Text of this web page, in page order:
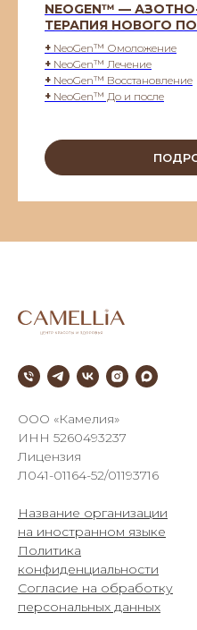
NEOGEN™ —
ТЕРАПИЯ НОВОГО
+ NeoGen™ Омоложение
+ NeoGen™ Лечение
+ NeoGen™ Восстановление
+ NeoGen™ До и после
ООО «Камелия»
ИНН 5260493237
Лицензия
Л041-01164-52/01193716
Название организации
на иностранном языке
Политика
конфиденциальности
Согласие на обработку
персональных данных